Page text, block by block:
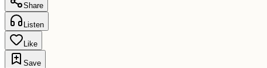
Share
Listen
Like
Save